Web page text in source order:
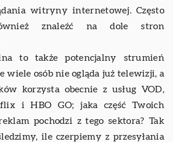
witryny internetowej. Często
znaleźć na dole stron
to także potencjalny strumień
wiele osób nie ogląda już telewizji, a
korzysta obecnie z usług VOD,
i HBO GO; jaka część Twoich
pochodzi z tego sektora? Tak
ile czerpiemy z przesyłania